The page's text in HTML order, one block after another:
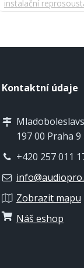
instalační
Kontaktní údaje
197 00 Praha
+420 257 011
Zobrazit mapu
Náš eshop